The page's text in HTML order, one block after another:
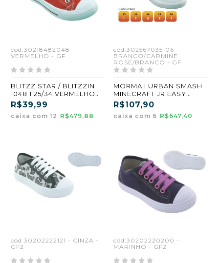
cód:30218482048 -
VERMELHO - GF
BLITZZ STAR / BLITZZIN
1048 1 25/34 VERMELHO
(GF)
R$39,99
caixa com 12 R$479,88
cód:302567035106 -
BRANCO/CARMINE
ROSE/BRANCO - GF
MORMAII URBAN SMASH
MINECRAFT JR EASY
205106 32/36
BRANCO/CARMINE
ROSE/BRANCO (GF) (CX6)
R$107,90
caixa com 6 R$647,40
cód:30202222121 - CINZA -
GF2
cód:30202220200 -
MARINHO - GF2